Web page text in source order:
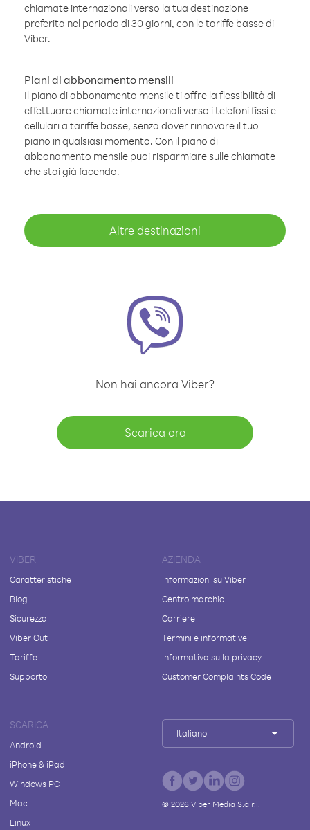
chiamate internazionali verso la tua destinazione
preferita nel periodo di 30 giorni, con le tariffe basse di
Viber.
Piani di abbonamento mensili
Il piano di abbonamento mensile ti offre la flessibilità di
effettuare chiamate internazionali verso i telefoni fissi e
cellulari a tariffe basse, senza dover rinnovare il tuo
piano in qualsiasi momento. Con il piano di
abbonamento mensile puoi risparmiare sulle chiamate
che stai già facendo.
Altre destinazioni
Non hai ancora Viber?
Scarica ora
VIBER
Caratteristiche
Blog
Sicurezza
Viber Out
Tariffe
Supporto
AZIENDA
Informazioni su Viber
Centro marchio
Carriere
Termini e informative
Informativa sulla privacy
Customer Complaints Code
SCARICA
Android
iPhone & iPad
Windows PC
Mac
Linux
Italiano
© 2026Viber Media S.à r.l.